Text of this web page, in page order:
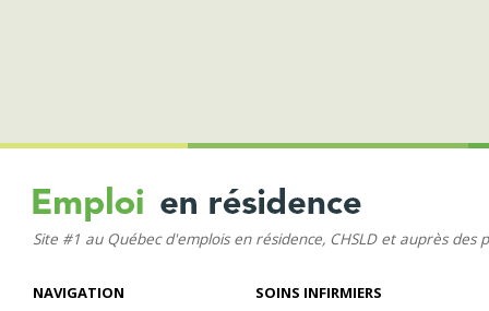
Site #1 au Québec d'emplois en résidence, CHSLD et auprès des
NAVIGATION
SOINS INFIRMIERS